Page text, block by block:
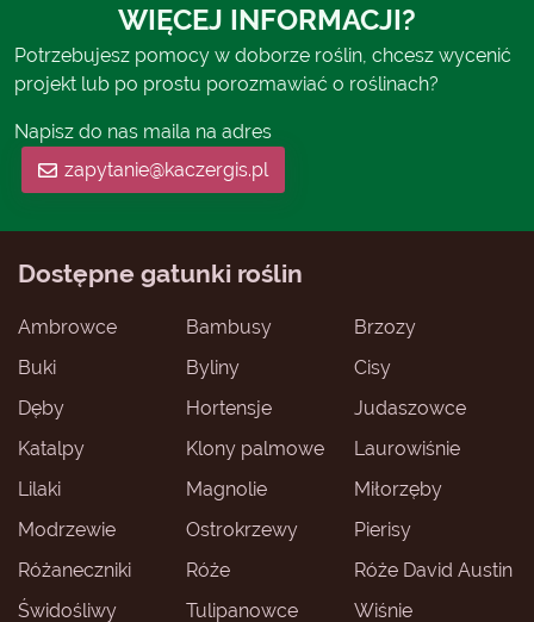
WIĘCEJ INFORMACJI?
Potrzebujesz pomocy w doborze roślin, chcesz wycenić
projekt lub po prostu porozmawiać o roślinach?
Napisz do nas maila na adres
zapytanie@kaczergis.pl
Dostępne gatunki roślin
Ambrowce Bambusy
Brzozy
Buki
Byliny
Cisy
Dęby
Hortensje
Judaszowce
Katalpy
Klony palmowe
Laurowiśnie
Lilaki
Magnolie
Miłorzęby
Modrzewie
Ostrokrzewy
Pierisy
Różaneczniki
Róże
Róże David Austin
Świdośliwy
Tulipanowce Wiśnie